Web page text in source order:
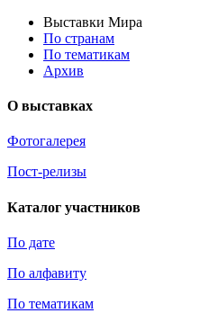
Выставки Мира
По странам
По тематикам
Архив
О выставках
Фотогалерея
Пост-релизы
Каталог участников
По дате
По алфавиту
По тематикам